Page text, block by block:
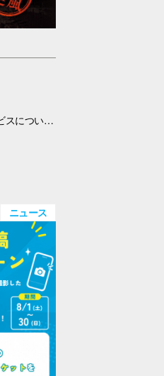
＜7/25追記＞ 【その他】駐車券サービスについて、 対象外となっておりましたが、7/26(日)より、対象とさせていただきます。 ＜7/19追記＞ お化け屋敷の制作・プロデュース#エスプランニング が手掛ける本格お化け屋敷。 このお化け屋敷の主人公はあなたです。足を踏み入れてはいけない村に迷い込んだあなたの運命は…繋がる４つのストーリー 1.ルーム型「タブー」 友達を探している最中に、見つけた村を訪れたあなたの運命は…歩き回らないルーム型お化け屋敷です。狭い部屋内で繰り広げられる数々の恐怖体験… 2.暗闇型「ダークネス」 逃げた場所は、何も見えない闇… だが確実にあの化け物は私を追ってきている。手の感触を頼りに暗闇の中を進んで行く。暗闇に潜む化け物とは… 3.ウォークスルー型「ヴィレッジ」 暗闇を抜けてもまだ家の中だった…この家から外に出ろ！歩いて回る王道のお化け屋敷。とにかく前へ進み続けるしかない。 4.サウンド型「ドールズ」 私はあの化け物に見つからないように隠れた。私を探しているのは、あの化け物だけではない。ヘッドフォンだけで聞く恐怖。 【日程】 7/11(土)・7/12(日)、7/18(土)～9/23(水・祝) 【時間】 11:00～20:00(最終受付 19:30) 【場所】 5F 特設会場 【料金】 １.タブー 税込1,200円 ２.ダークネス 税込1,200円 ３.ヴィレッジ 税込1,500円 ４.ドールズ 税込1,200円 １～４セット券 税込4,500円 【その他】 ・入場券は会場のみでの販売となります。 ・お支払いは現金・PayPay（但しPayPayは7/18以降対応可能見込み） ・6才未満のお子さま、妊婦の方、アルコールを摂取されてる方は入場はご遠慮下さい。 ・駐車券サービスは対象外とさせていただきます。➡※7/26(日)より、対象となりました。
ニュース